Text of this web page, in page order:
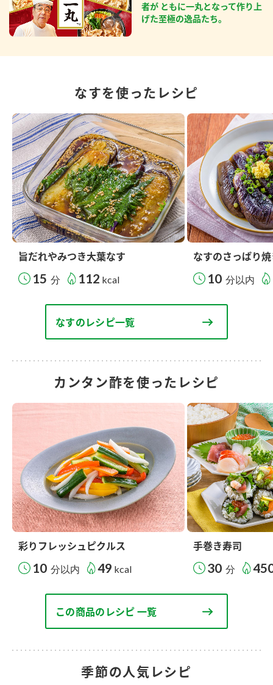
者が ともに一丸となって作り上
げた至極の逸品たち。
なすを使ったレシピ
旨だれやみつき大葉なす
15 分 112 kcal
なすのさっぱり
10 分以内
なすのレシピ一覧
カンタン酢を使ったレシピ
彩りフレッシュピクルス
10 分以内 49 kcal
手巻き寿司
30 分
この商品のレシピ 一覧
季節の人気レシピ